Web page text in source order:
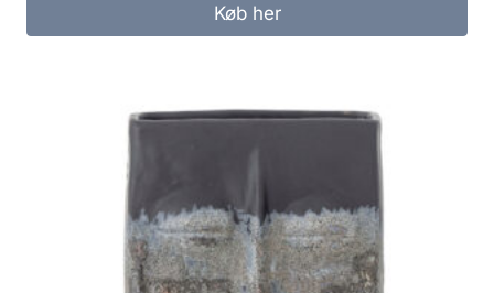
Køb her